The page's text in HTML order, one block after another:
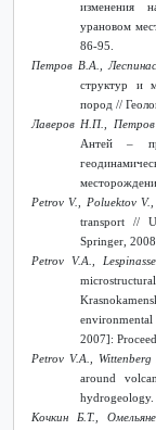
изменения
урановом
86-95.
Петров В.А.,
структур и
пород //
Лаверов Н.П.,
Антей –
Petrov V., Poluektov
transport //
Springer,
Petrov V.A.,
2007]:
Petrov V.A.,
around
hydrogeology.
Кочкин Б.Т.,